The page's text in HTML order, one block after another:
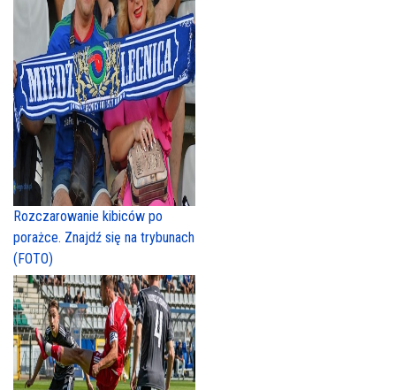
Rozczarowanie kibiców po
porażce. Znajdź się na trybunach
(FOTO)